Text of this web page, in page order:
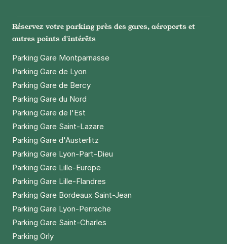
Réservez votre parking près des gares, aéroports et
autres points d'intérêts
Parking Gare Montparnasse
Parking Gare de Lyon
Parking Gare de Bercy
Parking Gare du Nord
Parking Gare de l'Est
Parking Gare Saint-Lazare
Parking Gare d'Austerlitz
Parking Gare Lyon-Part-Dieu
Parking Gare Lille-Europe
Parking Gare Lille-Flandres
Parking Gare Bordeaux Saint-Jean
Parking Gare Lyon-Perrache
Parking Gare Saint-Charles
Parking Orly